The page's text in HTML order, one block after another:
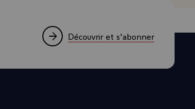
Découvrir et s'abonner